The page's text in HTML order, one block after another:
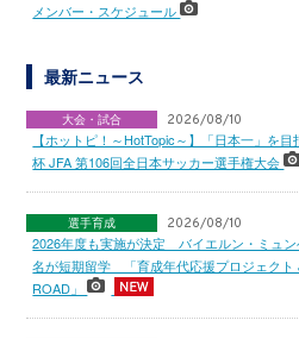
メンバー・スケジュール
最新ニュース
大会・試合 2026/08/10
【ホットピ！～HotTopic～】「日本一」を
杯 JFA 第106回全日本サッカー選手権大会
選手育成 2026/08/10
2026年度も実施が決定 バイエルン・ミュ
名が短期留学 「育成年代応援プロジェクト
ROAD」